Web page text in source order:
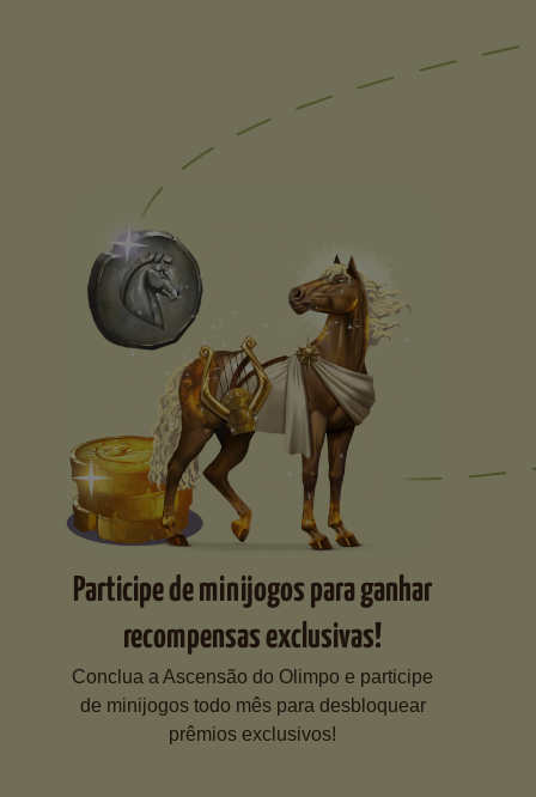
Participe de minijogos para ganhar
recompensas exclusivas!
Conclua a Ascensão do Olimpo e participe
de minijogos todo mês para desbloquear
prêmios exclusivos!